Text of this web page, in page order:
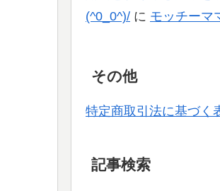
(^0_0^)/ に モッチーマ
その他
特定商取引法に基づく
記事検索